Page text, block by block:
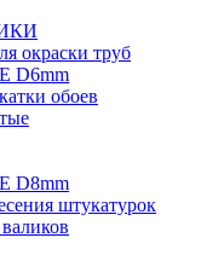
окраски труб
D6mm
обоев
D8mm
штукатурок